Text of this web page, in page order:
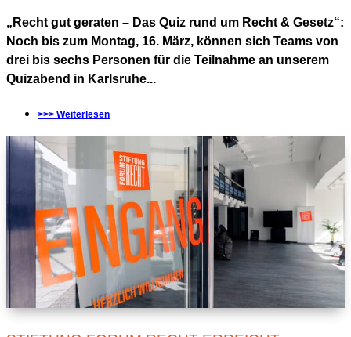
„Recht gut geraten – Das Quiz rund um Recht & Gesetz“:
Noch bis zum Montag, 16. März, können sich Teams von
drei bis sechs Personen für die Teilnahme an unserem
Quizabend in Karlsruhe...
>>> Weiterlesen